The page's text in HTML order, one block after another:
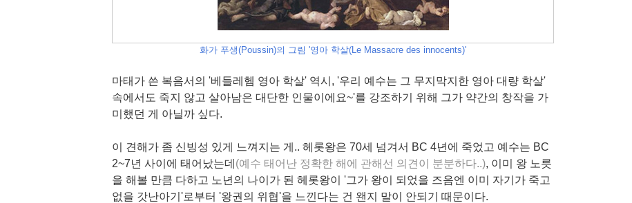
화가 푸생(Poussin)의 그림 '영아 학살(Le Massacre des innocents)'
마태가 쓴 복음서의 '베들레헴 영아 학살' 역시, '우리 예수는 그 무지막지한 영아 대량 학살'
속에서도 죽지 않고 살아남은 대단한 인물이에요~'를 강조하기 위해 그가 약간의 창작을 가
미했던 게 아닐까 싶다.
이 견해가 좀 신빙성 있게 느껴지는 게.. 헤롯왕은 70세 넘겨서 BC 4년에 죽었고 예수는 BC
2~7년 사이에 태어났는데 (예수 태어난 정확한 해에 관해선 의견이 분분하다..), 이미 왕 노릇
을 해볼 만큼 다하고 노년의 나이가 된 헤롯왕이 '그가 왕이 되었을 즈음엔 이미 자기가 죽고
없을 갓난아기'로부터 '왕권의 위협'을 느낀다는 건 왠지 말이 안되기 때문이다.